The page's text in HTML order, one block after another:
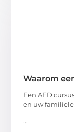
Waarom
Een AED
en uw
...